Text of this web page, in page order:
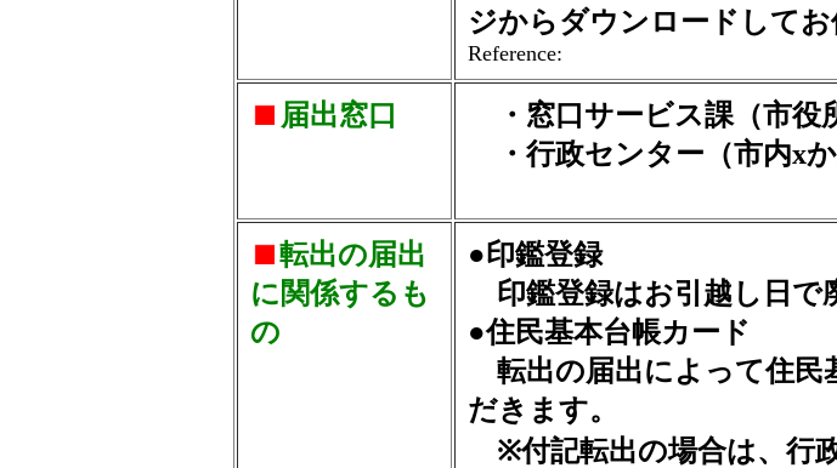
ジからダウンロードしてお
Reference:
届出窓口
・窓口サービス課（市役
・行政センター（市内x
転出の届出
に関係するも
の
●印鑑登録
印鑑登録はお引越し日で
●住民基本台帳カード
転出の届出によって住民
だきます。
※付記転出の場合は、行